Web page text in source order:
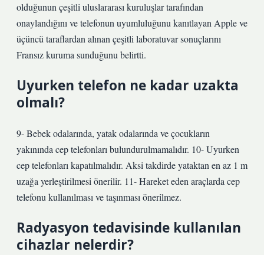
olduğunun çeşitli uluslararası kuruluşlar tarafından
onaylandığını ve telefonun uyumluluğunu kanıtlayan Apple ve
üçüncü taraflardan alınan çeşitli laboratuvar sonuçlarını
Fransız kuruma sunduğunu belirtti.
Uyurken telefon ne kadar uzakta
olmalı?
9- Bebek odalarında, yatak odalarında ve çocukların
yakınında cep telefonları bulundurulmamalıdır. 10- Uyurken
cep telefonları kapatılmalıdır. Aksi takdirde yataktan en az 1 m
uzağa yerleştirilmesi önerilir. 11- Hareket eden araçlarda cep
telefonu kullanılması ve taşınması önerilmez.
Radyasyon tedavisinde kullanılan
cihazlar nelerdir?